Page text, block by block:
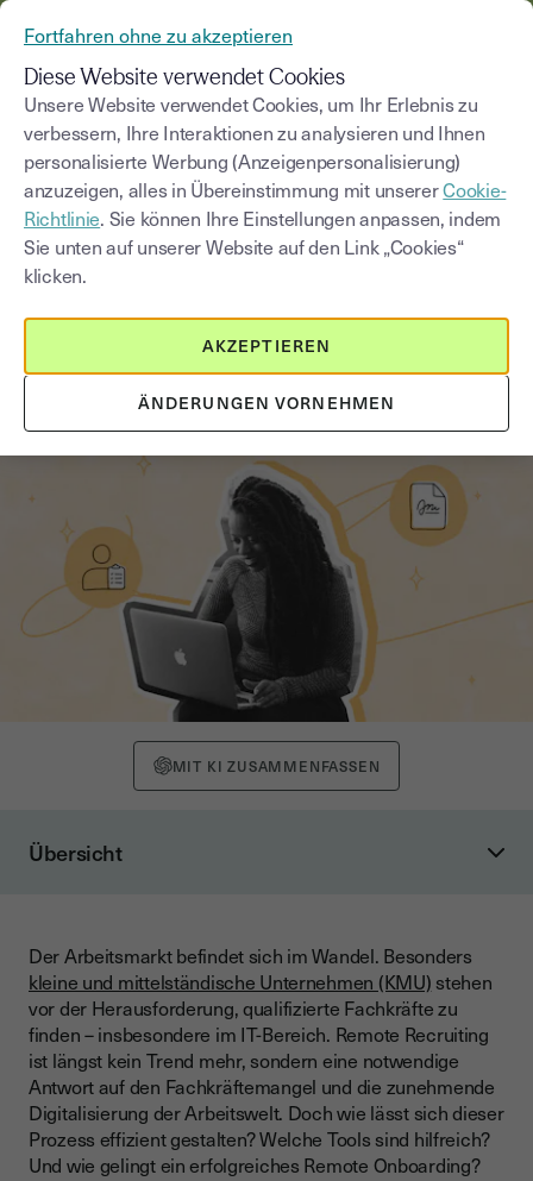
Blog
Kategorie auswählen Saisissez un terme
Remote Recruiting im Mittelstand:
Tools und Strategien
MIT KI ZUSAMMENFASSEN
Übersicht
Recruiting
3. Digitale Tools für effizientes Remote Recruiting
4. Best Practices: So gelingt Remote Recruiting in der Praxis
5. Erfolgreiches Remote Onboarding: Die ersten 100 Tage
zählen
6. Fallbeispiel: Ein IT-Unternehmen geht neue Wege
Der Arbeitsmarkt befindet sich im Wandel. Besonders
kleine und mittelständische Unternehmen (KMU) stehen
vor der Herausforderung, qualifizierte Fachkräfte zu
finden – insbesondere im IT-Bereich. Remote Recruiting
ist längst kein Trend mehr, sondern eine notwendige
Antwort auf den Fachkräftemangel und die zunehmende
Digitalisierung der Arbeitswelt. Doch wie lässt sich dieser
Prozess effizient gestalten? Welche Tools sind hilfreich?
Und wie gelingt ein erfolgreiches Remote Onboarding?
Fortfahren ohne zu akzeptieren
Diese Website verwendet Cookies
Unsere Website verwendet Cookies, um Ihr Erlebnis zu
verbessern, Ihre Interaktionen zu analysieren und Ihnen
personalisierte Werbung (Anzeigenpersonalisierung)
anzuzeigen, alles in Übereinstimmung mit unsererCookie-
Richtlinie. Sie können Ihre Einstellungen anpassen, indem
Sie unten auf unserer Website auf den Link „Cookies“
klicken.
ÄNDERUNGEN VORNEHMEN
AKZEPTIEREN